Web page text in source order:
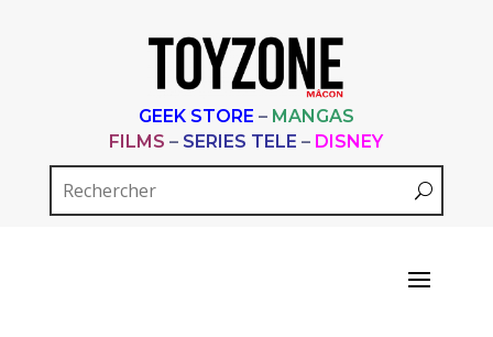
GEEK STORE – MANGAS
FILMS – SERIES TELE – DISNEY